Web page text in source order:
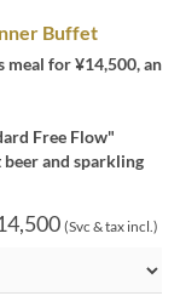
Buffet
meal for ¥14,500, an
Free Flow"
and sparkling
(Svc & tax incl.)